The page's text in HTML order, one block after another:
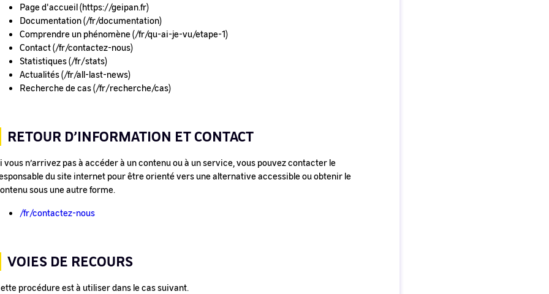
Page d'accueil (https://geipan.fr)
Documentation (/fr/documentation)
Comprendre un phénomène (/fr/qu-ai-je-vu/etape-1)
Contact (/fr/contactez-nous)
Statistiques (/fr/stats)
Actualités (/fr/all-last-news)
Recherche de cas (/fr/recherche/cas)
RETOUR D’INFORMATION ET CONTACT
vous n’arrivez pas à accéder à un contenu ou à un service, vous pouvez contacter le
du site internet pour être orienté vers une alternative accessible ou obtenir le
sous une autre forme.
/fr/contactez-nous
VOIES DE RECOURS
procédure est à utiliser dans le cas suivant.